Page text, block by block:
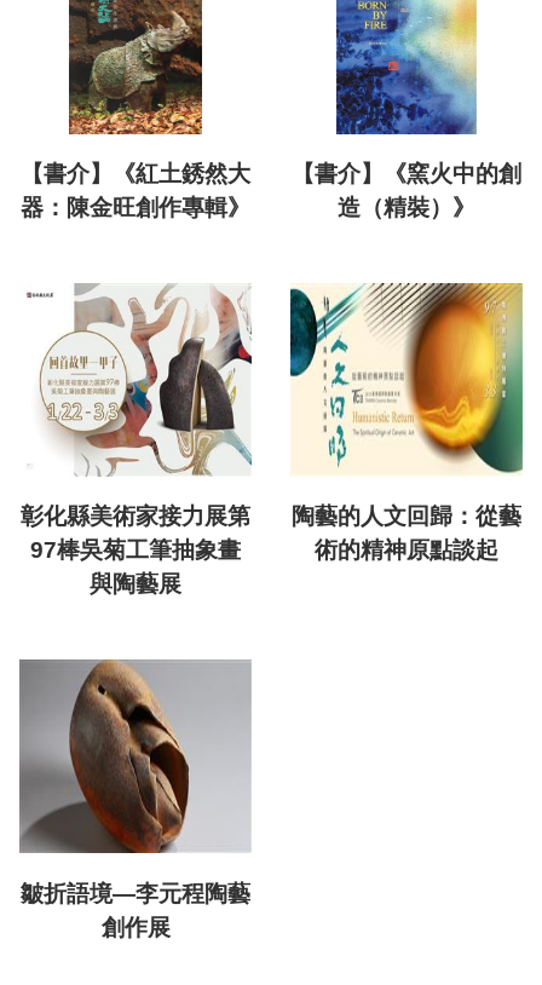
【書介】《紅土銹然大
器：陳金旺創作專輯》
【書介】《窯火中的創
造（精裝）》
彰化縣美術家接力展第
97棒吳菊工筆抽象畫
與陶藝展
陶藝的人文回歸：從藝
術的精神原點談起
皺折語境—李元程陶藝
創作展